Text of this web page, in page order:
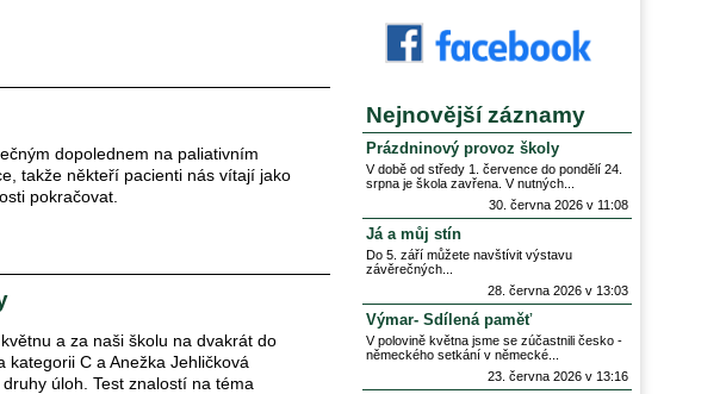
dopolednem na paliativním
takže někteří pacienti nás vítají jako
pokračovat.
a za naši školu na dvakrát do
C a Anežka Jehličková
úloh. Test znalostí na téma
Nejnovější záznamy
Prázdninový provoz školy
V době od středy 1. července do pondělí 24.
srpna je škola zavřena. V nutných
30. června 2026 v 11:08
Já a můj stín
Do 5. září můžete navštívit výstavu
závěrečných
28. června 2026 v 13:03
Výmar- Sdílená paměť
V polovině května jsme se zúčastnili česko -
německého setkání v německé
23. června 2026 v 13:16